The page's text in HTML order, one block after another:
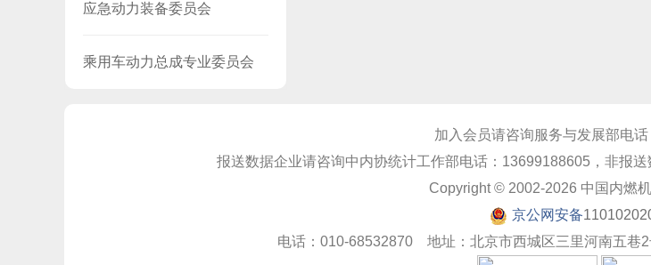
应急动力装备委员会
乘用车动力总成专业委员会
加入会员请咨询服务与发展部电
报送数据企业请咨询中内协统计工作部电话：13699188605，非报
Copyright © 2002-2026 中国内燃
京公网安备
电话：010-68532870 地址：北京市西城区三里河南五巷